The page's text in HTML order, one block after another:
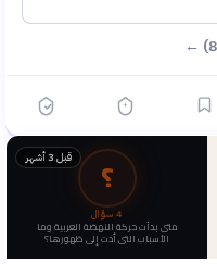
قبل 3 أشهر ؟
4 سؤال
متى بدأت حركة النهضة العربية وما
الأسباب التي أدت إلى ظهورها؟